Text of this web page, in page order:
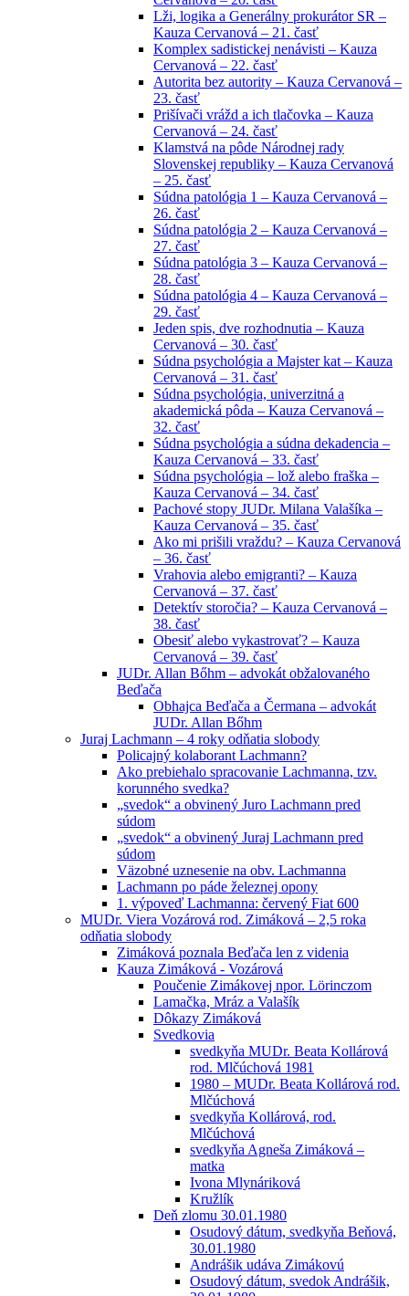
Lži, logika a Generálny prokurátor SR –
Kauza Cervanová – 21. časť
Komplex sadistickej nenávisti – Kauza
Cervanová – 22. časť
Autorita bez autority – Kauza Cervanová –
23. časť
Prišívači vrážd a ich tlačovka – Kauza
Cervanová – 24. časť
Klamstvá na pôde Národnej rady
Slovenskej republiky – Kauza Cervanová
– 25. časť
Súdna patológia 1 – Kauza Cervanová –
26. časť
Súdna patológia 2 – Kauza Cervanová –
27. časť
Súdna patológia 3 – Kauza Cervanová –
28. časť
Súdna patológia 4 – Kauza Cervanová –
29. časť
Jeden spis, dve rozhodnutia – Kauza
Cervanová – 30. časť
Súdna psychológia a Majster kat – Kauza
Cervanová – 31. časť
Súdna psychológia, univerzitná a
akademická pôda – Kauza Cervanová –
32. časť
Súdna psychológia a súdna dekadencia –
Kauza Cervanová – 33. časť
Súdna psychológia – lož alebo fraška –
Kauza Cervanová – 34. časť
Pachové stopy JUDr. Milana Valašíka –
Kauza Cervanová – 35. časť
Ako mi prišili vraždu? – Kauza Cervanová
– 36. časť
Vrahovia alebo emigranti? – Kauza
Cervanová – 37. časť
Detektív storočia? – Kauza Cervanová –
38. časť
Obesiť alebo vykastrovať? – Kauza
Cervanová – 39. časť
JUDr. Allan Bőhm – advokát obžalovaného
Beďača
Obhajca Beďača a Čermana – advokát
JUDr. Allan Bőhm
Juraj Lachmann – 4 roky odňatia slobody
Policajný kolaborant Lachmann?
Ako prebiehalo spracovanie Lachmanna, tzv.
korunného svedka?
„svedok“ a obvinený Juro Lachmann pred
súdom
„svedok“ a obvinený Juraj Lachmann pred
súdom
Väzobné uznesenie na obv. Lachmanna
Lachmann po páde železnej opony
1. výpoveď Lachmanna: červený Fiat 600
MUDr. Viera Vozárová rod. Zimáková – 2,5 roka
odňatia slobody
Zimáková poznala Beďača len z videnia
Kauza Zimáková - Vozárová
Poučenie Zimákovej npor. Lörinczom
Lamačka, Mráz a Valašík
Dôkazy Zimáková
Svedkovia
svedkyňa MUDr. Beata Kollárová
rod. Mlčúchová 1981
1980 – MUDr. Beata Kollárová rod.
Mlčúchová
svedkyňa Kollárová, rod.
Mlčúchová
svedkyňa Agneša Zimáková –
matka
Ivona Mlynáriková
Kružlík
Deň zlomu 30.01.1980
Osudový dátum, svedkyňa Beňová,
30.01.1980
Andrášik udáva Zimákovú
Osudový dátum, svedok Andrášik,